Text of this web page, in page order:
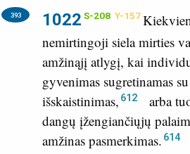
1022 S-208 Y-157
393
nemirtingoji siela mirties
amžinąjį atlygį, kai
gyvenimas sugretinamas
išskaistinimas, 612
arba
dangų įžengiančiųjų
amžinas pasmerkimas. 614